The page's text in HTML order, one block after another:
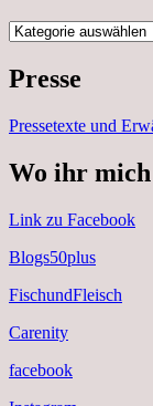
Kategorien
Presse
Pressetexte und
Wo ihr mich
Link zu Facebook
Blogs50plus
FischundFleisch
Carenity
facebook